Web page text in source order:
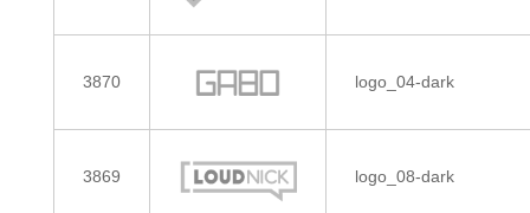
3870 logo_04-dark
3869 logo_08-dark